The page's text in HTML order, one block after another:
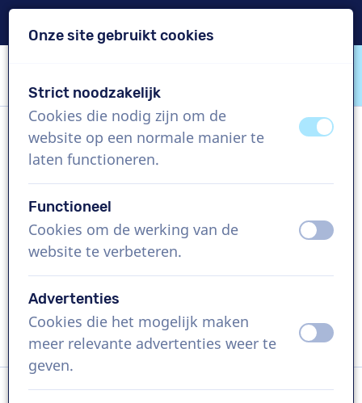
VoiceProductions
Soraya
Vrouw, Brazilië
Prijs op aanvraag
Bedrijfsfilm , 1 - 250 woorden
Vraag een custom demo aan
Onze site gebruikt cookies
Strict noodzakelijk
Cookies die nodig zijn om de
website op een normale manier te
laten functioneren.
uitaan
Functioneel
Cookies om de werking van de
website te verbeteren.
uit aan
Advertenties
Cookies die het mogelijk maken
meer relevante advertenties weer te
geven.
uit aan